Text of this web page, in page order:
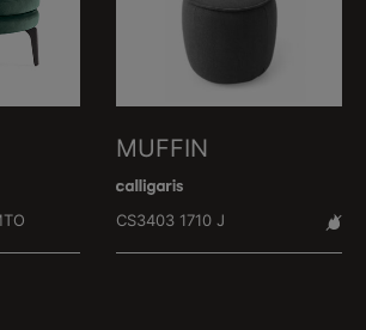
MUFFIN
CS3403 1710 J